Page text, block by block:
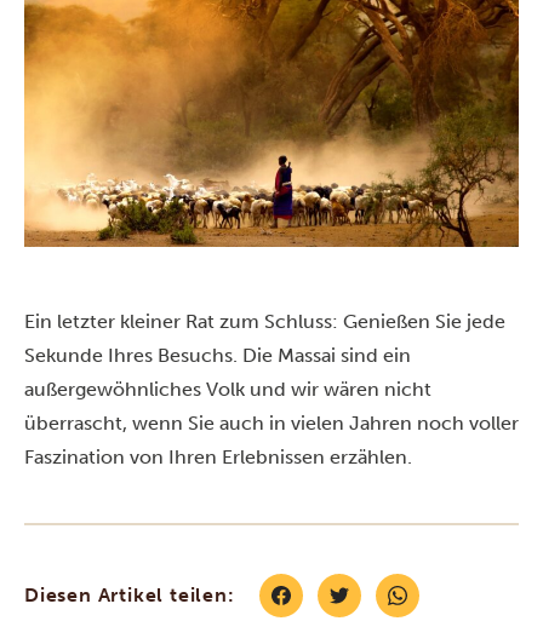
Ein letzter kleiner Rat zum Schluss: Genießen Sie jede
Sekunde Ihres Besuchs. Die Massai sind ein
außergewöhnliches Volk und wir wären nicht
überrascht, wenn Sie auch in vielen Jahren noch voller
Faszination von Ihren Erlebnissen erzählen.
Diesen Artikel teilen: